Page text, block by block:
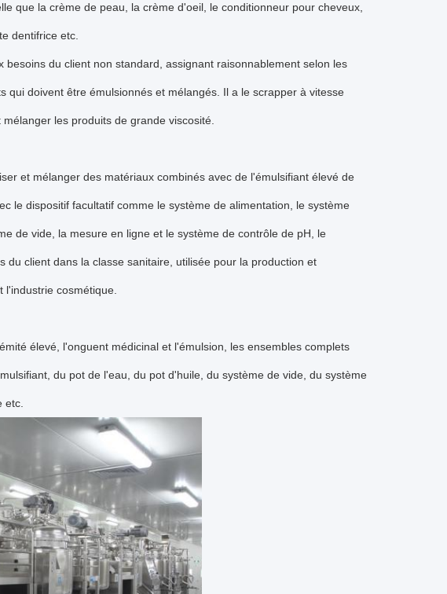
que la crème de peau, la crème d'oeil, le conditionneur pour cheveux,
dentifrice etc.
du client non standard, assignant raisonnablement selon les
qui doivent être émulsionnés et mélangés. Il a le scrapper à vitesse
les produits de grande viscosité.
et mélanger des matériaux combinés avec de l'émulsifiant élevé de
le dispositif facultatif comme le système de alimentation, le système
de vide, la mesure en ligne et le système de contrôle de pH, le
client dans la classe sanitaire, utilisée pour la production et
cosmétique.
élevé, l'onguent médicinal et l'émulsion, les ensembles complets
du pot de l'eau, du pot d'huile, du système de vide, du système
etc.